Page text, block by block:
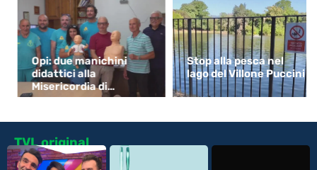
Opi: due manichini
didattici alla
Misericordia di
Monsummano
Stop alla pesca nel
lago del Villone Puccini
TVL original